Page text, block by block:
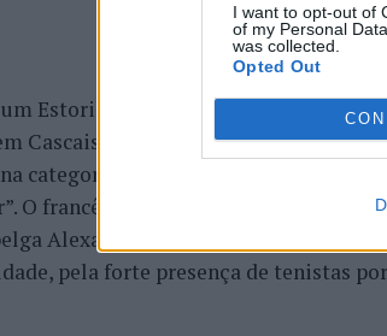
I want to opt-out of
of my Personal
was collected.
Opted Out
Estoril Open 2026” decorreu entre os
Cascais, a oeste de Lisboa,
categoria “ATP 250”, depois de, na
O francês Luca Van Assche
Alexander Blockx na final,
pela forte presença de tenistas